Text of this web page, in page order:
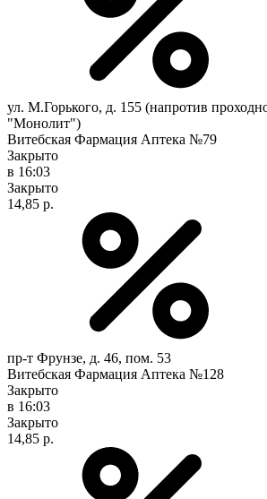
ул. М.Горького, д. 155 (напротив
"Монолит")
Витебская Фармация Аптека №79
Закрыто
в 16:03
Закрыто
14,85 р.
пр-т Фрунзе, д. 46, пом. 53
Витебская Фармация Аптека №128
Закрыто
в 16:03
Закрыто
14,85 р.